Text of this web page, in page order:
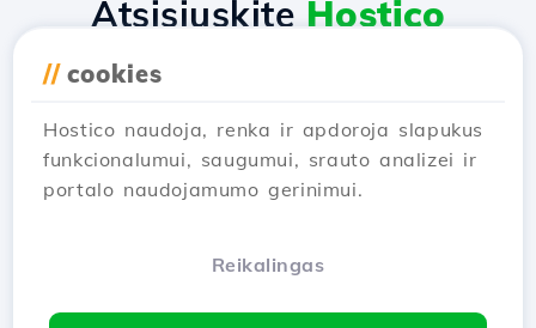
// cookies
Hostico naudoja, renka ir apdoroja slapukus
funkcionalumui, saugumui, srauto analizei ir
portalo naudojamumo gerinimui.
Reikalingas
Atsisiųskite Hostico